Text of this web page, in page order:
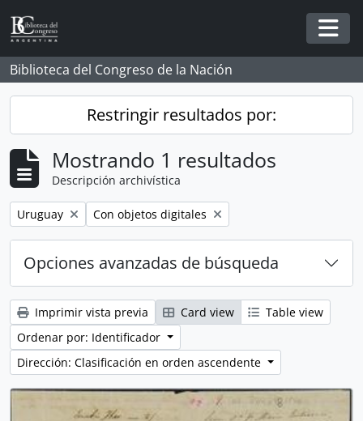
Skip to main content
Biblioteca del Congreso de la Nación
Restringir resultados por:
Mostrando 1 resultados
Descripción archivística
Remove filter:
Uruguay Remove filter:
Con objetos digitales
Opciones avanzadas de búsqueda
Imprimir vista previa Card view
Table view
Ordenar por: Identificador
Dirección: Clasificación en orden ascendente